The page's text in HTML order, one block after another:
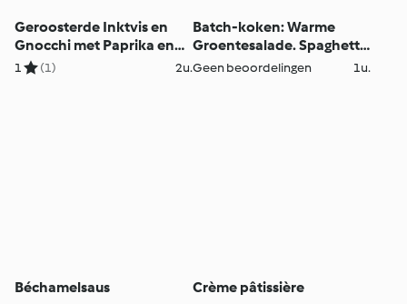
Geroosterde Inktvis en
Gnocchi met Paprika en
Groene Mojo
1 (1) 2u.
Batch-koken: Warme
Groentesalade. Spaghetti
met Tomaat en
Geen beoordelingen 1u.
Béchamelsaus Crème pâtissière